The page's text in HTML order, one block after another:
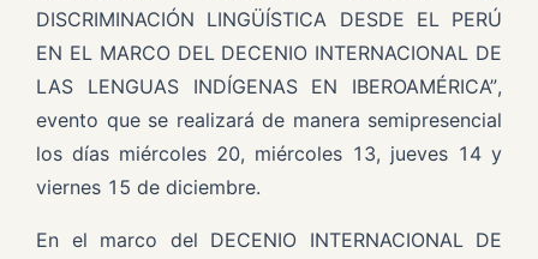
DISCRIMINACIÓN LINGÜÍSTICA DESDE EL PERÚ
EN EL MARCO DEL DECENIO INTERNACIONAL DE
LAS LENGUAS INDÍGENAS EN IBEROAMÉRICA”,
evento que se realizará de manera semipresencial
los días miércoles 20, miércoles 13, jueves 14 y
viernes 15 de diciembre.
En el marco del DECENIO INTERNACIONAL DE